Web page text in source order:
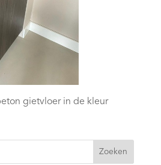
gietvloer in de kleur
Zoeken